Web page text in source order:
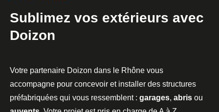
Sublimez vos extérieurs avec
Doizon
Votre partenaire Doizon dans le Rhône vous
accompagne pour concevoir et installer des structures
préfabriquées qui vous ressemblent : garages, abris ou